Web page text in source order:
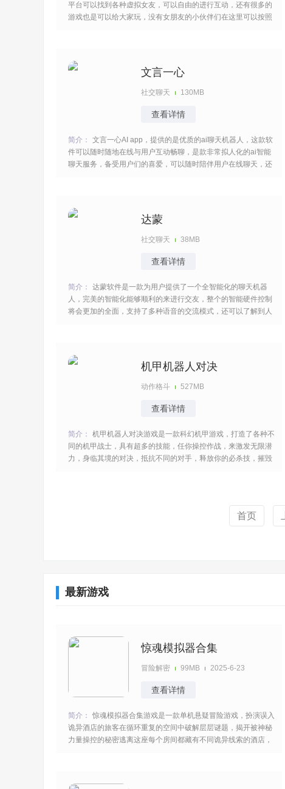
平台可以找到各种虚拟女友，可以自由的进行互动，还有很多的
游戏也是可以给大家玩，没有女朋友的小伙伴们在这里可以按照
文言一心
社交聊天 130MB
查看详情
简介：
文言一心AI app，提供的是优质的ai聊天机器人，这款软
件可以随时随地在线与用户互动畅聊，是款非常拟人化的ai智能
聊天服务，备受用户们的喜爱，可以随时陪伴用户在线聊天，还
达蒙
社交聊天 38MB
查看详情
简介：
达蒙软件是一款为用户提供了一个全智能化的聊天机器
人，完美的智能化能够顺利的来进行交友，整个的智能硬件控制
将会更加的全面，支持了多种语音的交流模式，还可以了解到人
机甲机器人对决
动作格斗 527MB
查看详情
简介：
机甲机器人对决游戏是一款科幻机甲游戏，打造了各种不
同的机甲战士，具有超多的技能，任你操控作战，来激发无限潜
力，身临其境的对决，抵抗不同的对手，释放你的必杀技，摧毁
首页
最新游戏
惊魂模拟器合集
冒险解密 99MB 2025-6-23
查看详情
简介：
惊魂模拟器合集游戏是一款单机悬疑冒险游戏，扮演误入
诡异酒店的旅客在循环重复的空间中破解层层谜题，揭开被神秘
力量操控的秘密逃离这座每个房间都藏有不同诡异线索的酒店，